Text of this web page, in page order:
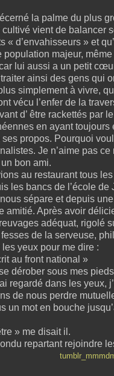
la palme du plus
vient de balancer
« d’envahisseurs » et
population majeur,
lui aussi a un petit
ainsi des gens qui
simplement à vivre,
vécu l’enfer de la
d’ être rackettés
en ayant toujours
ses propos. Pourquoi
Je n’aime pas
bon ami.
au restaurant tous
les bancs de l’école
sépare et depuis
amitié. Après avoir
adéquat, rigolé
de la serveuse,
yeux pour me dire :
au front national »
dérober sous mes
regardé dans les yeux,
de nous perdre
un mot en bouche
» me disait il.
repartant rejoindre